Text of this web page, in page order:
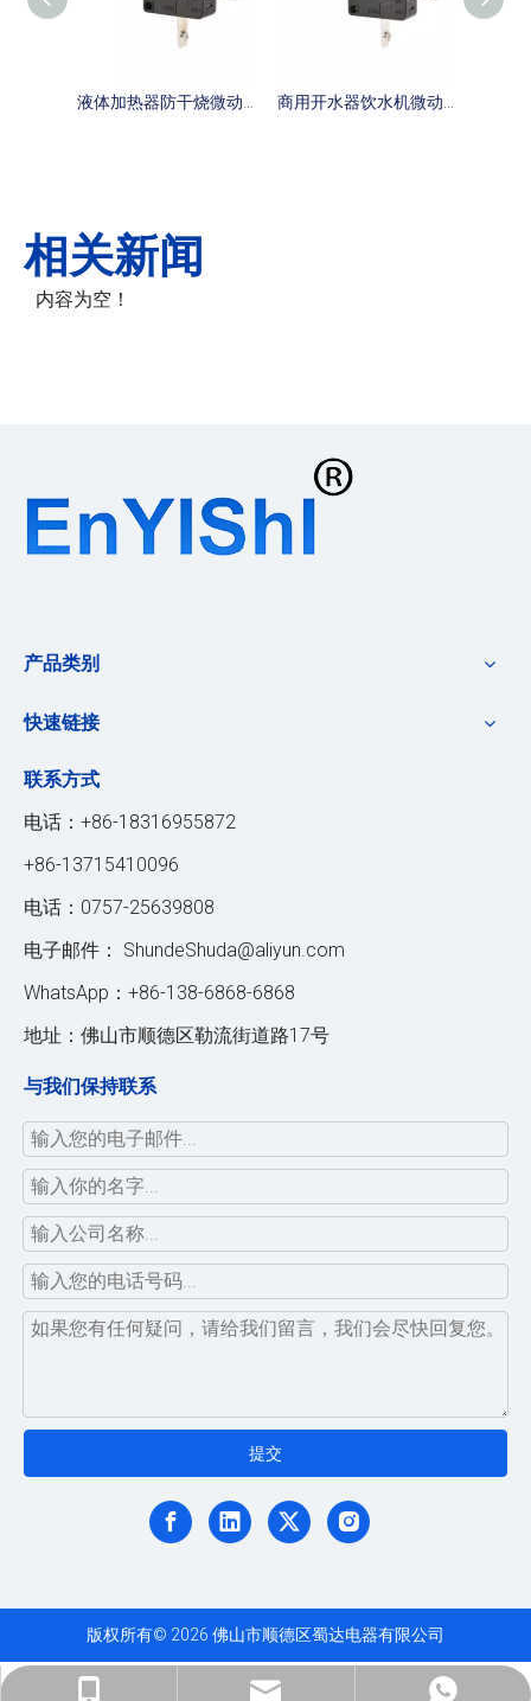
相关新闻
内容为空！
+86-183-1695-5872
ShundeShuda@aliyun.com
+86-138-6868-6868
产品类别
快速链接
联系方式
电话：+86-18316955872
+86-13715410096
电话：0757-25639808
电子邮件： ShundeShuda@aliyun.com
WhatsApp：+86-138-6868-6868
地址：佛山市顺德区勒流街道路17号
与我们保持联系
提交
版权所有© 2026 佛山市顺德区蜀达电器有限公司